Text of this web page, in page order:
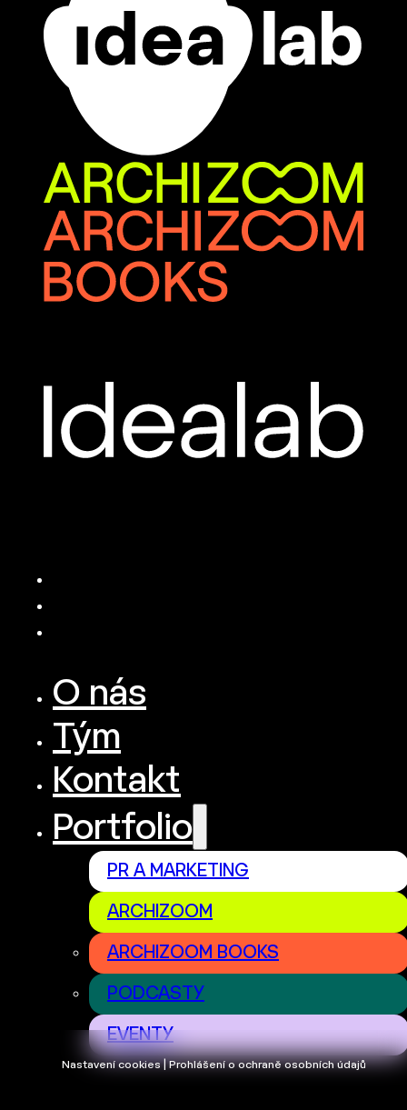
Nastavení cookies | Prohlášení o ochraně osobních údajů
O nás
Tým
Kontakt
Portfolio
PR A MARKETING
ARCHIZOOM
ARCHIZOOM BOOKS
PODCASTY
EVENTY